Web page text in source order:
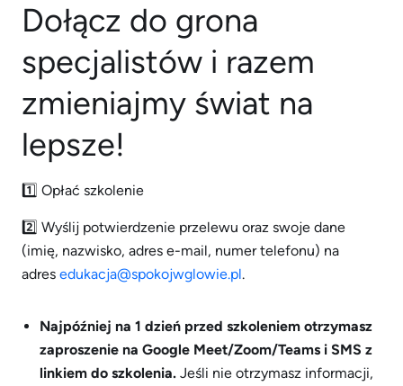
Dołącz do grona
specjalistów i razem
zmieniajmy świat na
lepsze!
1️⃣ Opłać szkolenie
2️⃣ Wyślij potwierdzenie przelewu oraz swoje dane
(imię, nazwisko, adres e-mail, numer telefonu) na
adres edukacja@spokojwglowie.pl.
Najpóźniej na 1 dzień przed szkoleniem otrzymasz
zaproszenie na Google Meet/Zoom/Teams i SMS z
linkiem do szkolenia. Jeśli nie otrzymasz informacji,